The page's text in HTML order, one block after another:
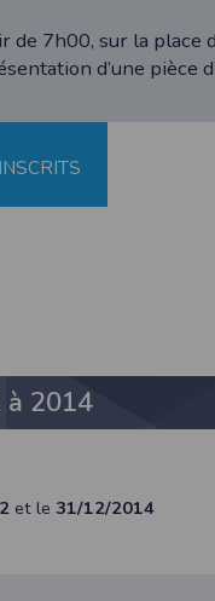
de 7h00, sur la place
d’une pièce
2014
et le 31/12/2014
aux
à notre politique de
de synchronisation de